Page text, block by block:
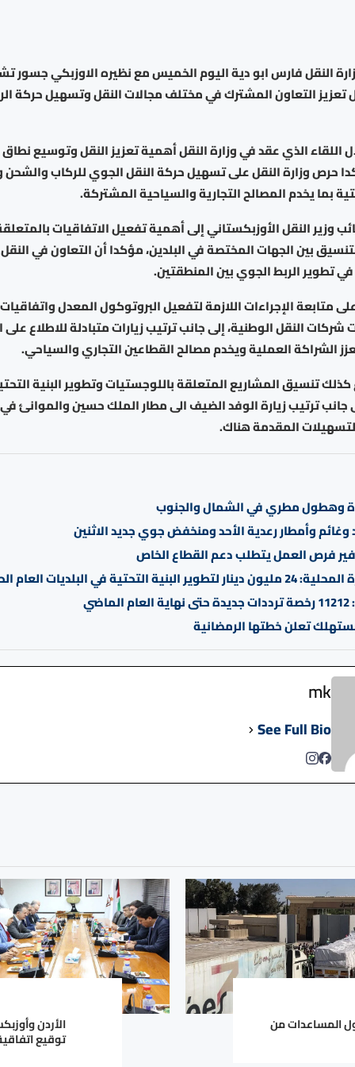
النقل فارس ابو دية اليوم الخميس مع نظيره الاوزبكي جسور
تعزيز التعاون المشترك في مختلف مجالات النقل وتسهيل حركة
اللقاء الذي عقد في وزارة النقل أهمية تعزيز النقل وتوسيع
حرص وزارة النقل على تسهيل حركة النقل الجوي للركاب والشحن
بما يخدم المصالح التجارية والسياحية المشتركة.
وزير النقل الأوزبكستاني إلى أهمية تفعيل الاتفاقيات
بين الجهات المختصة في البلدين، مؤكدا أن التعاون في
تطوير الربط الجوي بين المنطقتين.
متابعة الإجراءات اللازمة لتفعيل البروتوكول المعدل
شركات النقل الوطنية، إلى جانب ترتيب زيارات متبادلة للاطلاع على
الشراكة العملية ويخدم مصالح القطاعين التجاري والسياحي.
كذلك تنسيق المشاريع المتعلقة باللوجستيات وتطوير البنية
جانب ترتيب زيارة الوفد الضيف الى مطار الملك حسين والموانئ في
المقدمة هناك.
وهطول مطري في الشمال والجنوب
وأمطار رعدية الأحد ومنخفض جوي جديد الاثنين
فرص العمل يتطلب دعم القطاع الخاص
التحتية في البلديات العام الحالي
تعلن خطتها الرمضانية
mk
See Full Bio
المساعدات من الأردن
توقيع